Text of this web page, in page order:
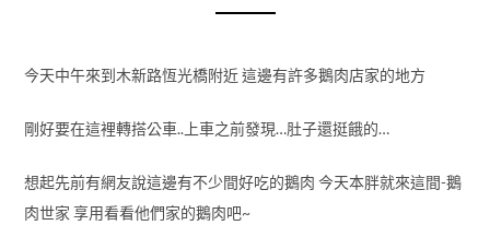
今天中午來到木新路恆光橋附近 這邊有許多鵝肉店家的地方
剛好要在這裡轉搭公車..上車之前發現…肚子還挺餓的…
想起先前有網友說這邊有不少間好吃的鵝肉 今天本胖就來這間-鵝
肉世家 享用看看他們家的鵝肉吧~